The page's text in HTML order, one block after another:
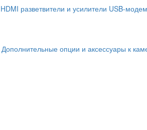
HDMI разветвители и усилители USB-
Дополнительные опции и аксессуары к